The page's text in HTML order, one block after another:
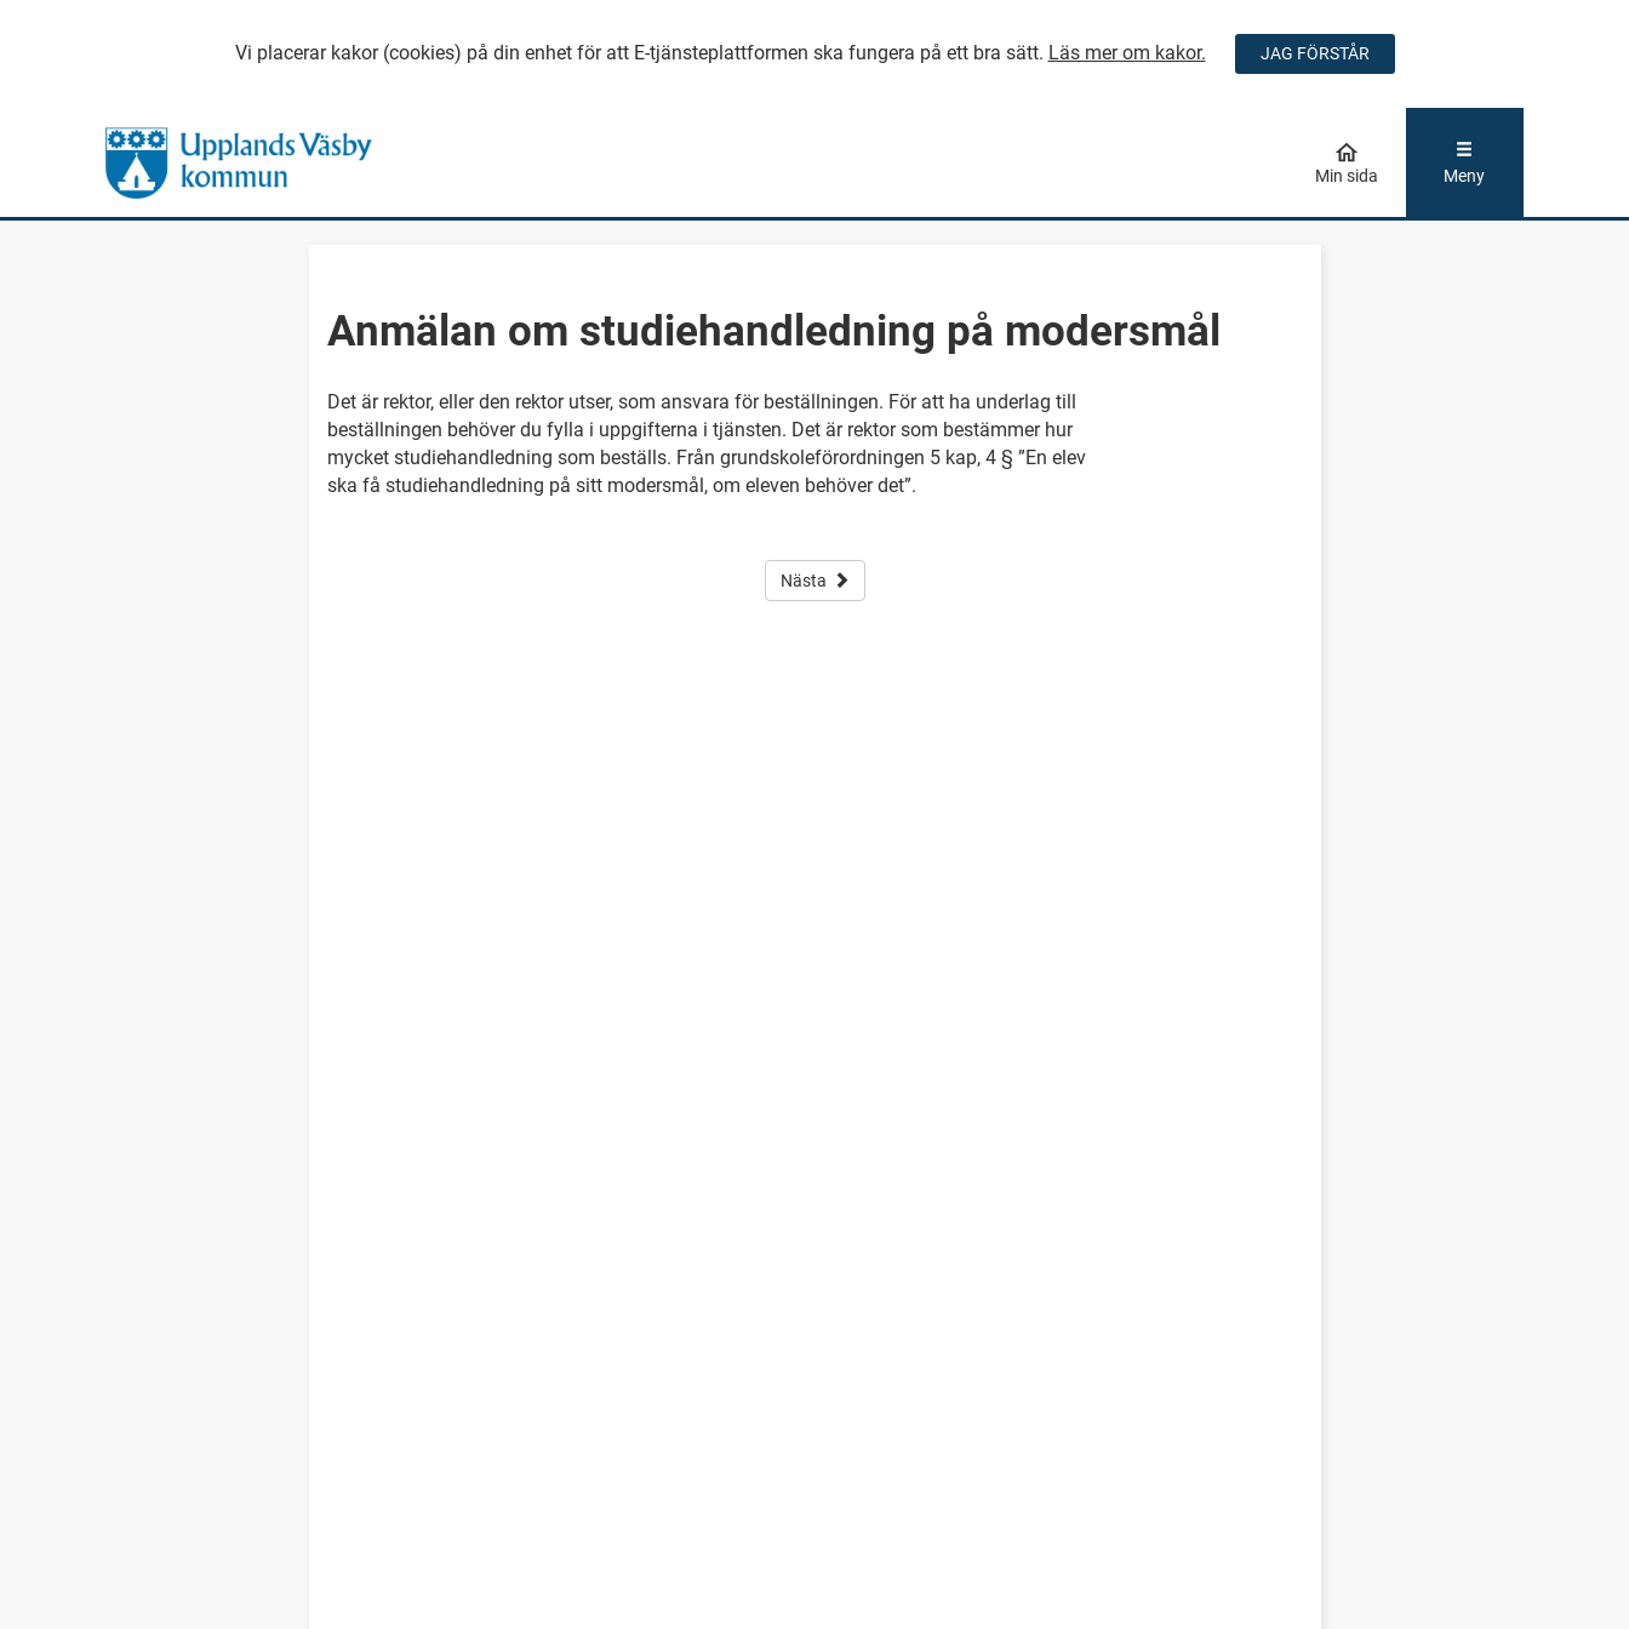
Vi placerar kakor (cookies) på din enhet för att E-tjänsteplattformen ska fungera på ett bra sätt. Läs mer om kakor. JAG FÖRSTÅR
Min sida Meny
Anmälan om studiehandledning på modersmål
Det är rektor, eller den rektor utser, som ansvara för beställningen. För att ha underlag till
beställningen behöver du fylla i uppgifterna i tjänsten. Det är rektor som bestämmer hur
mycket studiehandledning som beställs. Från grundskoleförordningen 5 kap, 4 § ”En elev
ska få studiehandledning på sitt modersmål, om eleven behöver det”.
Nästa